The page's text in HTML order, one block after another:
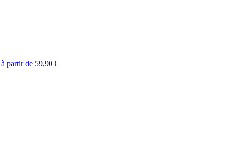
à partir de 59,90 €